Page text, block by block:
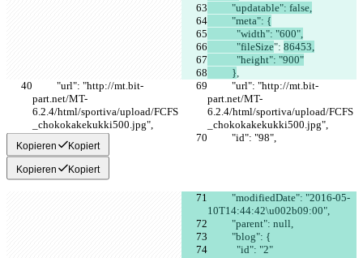
          "updatable": false,
          "meta": {
            "width": "600",
            "fileSize
": 86453,
            "height": "900"
          }
,
part.net/MT-
6.2.4/html/sportiva/upload/FCFS
_chokokakekukki500.jpg",
part.net/MT-
6.2.4/html/sportiva/upload/FCFS
_chokokakekukki500.jpg",
          "id": "98",
          "id": "98",
Kopieren Kopiert
Kopieren Kopiert
10T14:44:42\u002b09:00",
          "parent": null,
          "blog": {
            "id": "2"